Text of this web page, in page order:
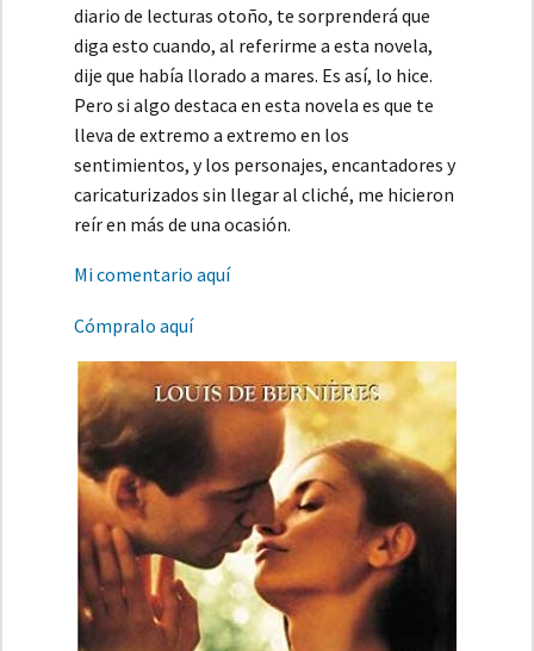
diario de lecturas otoño, te sorprenderá que
diga esto cuando, al referirme a esta novela,
dije que había llorado a mares. Es así, lo hice.
Pero si algo destaca en esta novela es que te
lleva de extremo a extremo en los
sentimientos, y los personajes, encantadores y
caricaturizados sin llegar al cliché, me hicieron
reír en más de una ocasión.
Mi comentario aquí
Cómpralo aquí